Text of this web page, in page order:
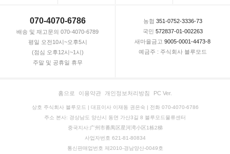
070-4070-6786
배송 및 재고문의 070-4070-6789
평일 오전10시~오후5시
(점심 오후12시~1시)
주말 및 공휴일 휴무
농협 351-0752-3336-73
국민 572837-01-002263
새마을금고 9005-0001-4473-8
예금주 : 주식회사 블루모드
홈으로 이용약관 개인정보처리방침 PC Ver.
상호 주식회사 블루모드 | 대표이사 이재동 권은숙 | 전화 070-4070-6786
주소 본사: 경상남도 양산시 동면 가산3길 8 블루모드물류센터
중국지사:广州市番禺区星河湾小区1栋2梯
사업자번호 621-81-80834
통신판매업번호 제2010-경남양산-0049호